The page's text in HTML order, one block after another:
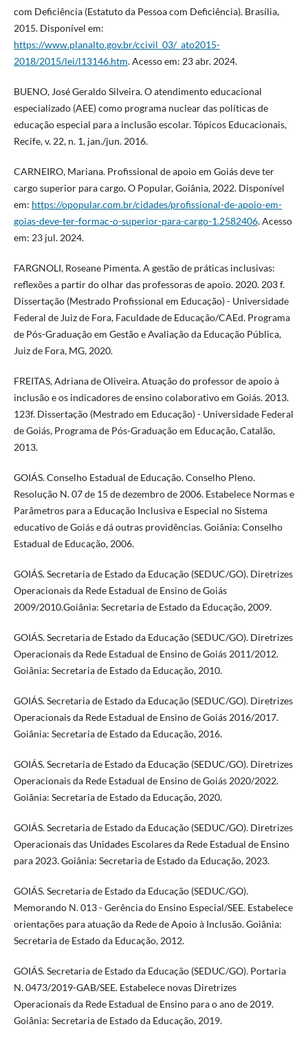
com Deficiência (Estatuto da Pessoa com Deficiência). Brasília,
2015. Disponível em:
https://www.planalto.gov.br/ccivil_03/_ato2015-
2018/2015/lei/l13146.htm. Acesso em: 23 abr. 2024.
BUENO, José Geraldo Silveira. O atendimento educacional
especializado (AEE) como programa nuclear das políticas de
educação especial para a inclusão escolar. Tópicos Educacionais,
Recife, v. 22, n. 1, jan./jun. 2016.
CARNEIRO, Mariana. Profissional de apoio em Goiás deve ter
cargo superior para cargo. O Popular, Goiânia, 2022. Disponível
em: https://opopular.com.br/cidades/profissional-de-apoio-em-
goias-deve-ter-formac-o-superior-para-cargo-1.2582406. Acesso
em: 23 jul. 2024.
FARGNOLI, Roseane Pimenta. A gestão de práticas inclusivas:
reflexões a partir do olhar das professoras de apoio. 2020. 203 f.
Dissertação (Mestrado Profissional em Educação) - Universidade
Federal de Juiz de Fora, Faculdade de Educação/CAEd. Programa
de Pós-Graduação em Gestão e Avaliação da Educação Pública,
Juiz de Fora, MG, 2020.
FREITAS, Adriana de Oliveira. Atuação do professor de apoio à
inclusão e os indicadores de ensino colaborativo em Goiás. 2013.
123f. Dissertação (Mestrado em Educação) - Universidade Federal
de Goiás, Programa de Pós-Graduação em Educação, Catalão,
2013.
GOIÁS. Conselho Estadual de Educação. Conselho Pleno.
Resolução N. 07 de 15 de dezembro de 2006. Estabelece Normas e
Parâmetros para a Educação Inclusiva e Especial no Sistema
educativo de Goiás e dá outras providências. Goiânia: Conselho
Estadual de Educação, 2006.
GOIÁS. Secretaria de Estado da Educação (SEDUC/GO). Diretrizes
Operacionais da Rede Estadual de Ensino de Goiás
2009/2010.Goiânia: Secretaria de Estado da Educação, 2009.
GOIÁS. Secretaria de Estado da Educação (SEDUC/GO). Diretrizes
Operacionais da Rede Estadual de Ensino de Goiás 2011/2012.
Goiânia: Secretaria de Estado da Educação, 2010.
GOIÁS. Secretaria de Estado da Educação (SEDUC/GO). Diretrizes
Operacionais da Rede Estadual de Ensino de Goiás 2016/2017.
Goiânia: Secretaria de Estado da Educação, 2016.
GOIÁS. Secretaria de Estado da Educação (SEDUC/GO). Diretrizes
Operacionais da Rede Estadual de Ensino de Goiás 2020/2022.
Goiânia: Secretaria de Estado da Educação, 2020.
GOIÁS. Secretaria de Estado da Educação (SEDUC/GO). Diretrizes
Operacionais das Unidades Escolares da Rede Estadual de Ensino
para 2023. Goiânia: Secretaria de Estado da Educação, 2023.
GOIÁS. Secretaria de Estado da Educação (SEDUC/GO).
Memorando N. 013 - Gerência do Ensino Especial/SEE. Estabelece
orientações para atuação da Rede de Apoio à Inclusão. Goiânia:
Secretaria de Estado da Educação, 2012.
GOIÁS. Secretaria de Estado da Educação (SEDUC/GO). Portaria
N. 0473/2019-GAB/SEE. Estabelece novas Diretrizes
Operacionais da Rede Estadual de Ensino para o ano de 2019.
Goiânia: Secretaria de Estado da Educação, 2019.